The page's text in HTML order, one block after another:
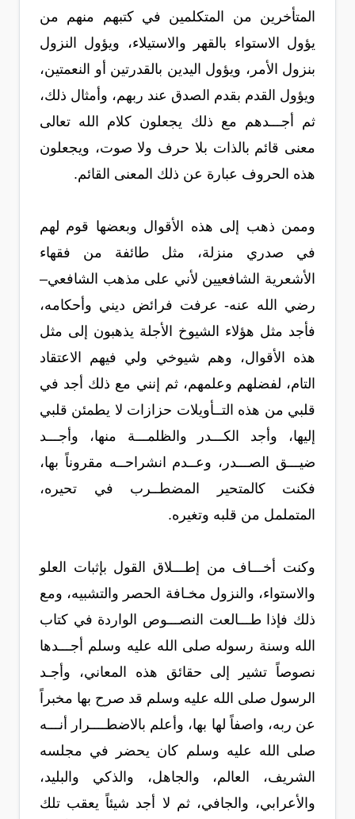
المتأخرين من المتكلمين في كتبهم منهم من
يؤول الاستواء بالقهر والاستيلاء، ويؤول النزول
بنزول الأمر، ويؤول اليدين بالقدرتين أو النعمتين،
ويؤول القدم بقدم الصدق عند ربهم، وأمثال ذلك،
ثم أجـــدهم مع ذلك يجعلون كلام الله تعالى
معنى قائم بالذات بلا حرف ولا صوت، ويجعلون
هذه الحروف عبارة عن ذلك المعنى القائم.
وممن ذهب إلى هذه الأقوال وبعضها قوم لهم
في صدري منزلة، مثل طائفة من فقهاء
الأشعرية الشافعيين لأني على مذهب الشافعي–
رضي الله عنه- عرفت فرائض ديني وأحكامه،
فأجد مثل هؤلاء الشيوخ الأجلة يذهبون إلى مثل
هذه الأقوال، وهم شيوخي ولي فيهم الاعتقاد
التام، لفضلهم وعلمهم، ثم إنني مع ذلك أجد في
قلبي من هذه التــأويلات حزازات لا يطمئن قلبي
إليها، وأجد الكـــدر والظلمـــة منها، وأجـــد
ضيـــق الصـــدر، وعــدم انشراحــه مقروناً بها،
فكنت كالمتحير المضطــرب في تحيره،
المتململ من قلبه وتغيره.
وكنت أخـــاف من إطـــلاق القول بإثبات العلو
والاستواء، والنزول مخـافة الحصر والتشبيه، ومع
ذلك فإذا طـــالعت النصـــوص الواردة في كتاب
الله وسنة رسوله صلى الله عليه وسلم أجـــدها
نصوصاً تشير إلى حقائق هذه المعاني، وأجـد
الرسول صلى الله عليه وسلم قد صرح بها مخبراً
عن ربه، واصفاً لها بها، وأعلم بالاضطــــرار أنـــه
صلى الله عليه وسلم كان يحضر في مجلسه
الشريف، العالم، والجاهل، والذكي والبليد،
والأعرابي، والجافي، ثم لا أجد شيئاً يعقب تلك